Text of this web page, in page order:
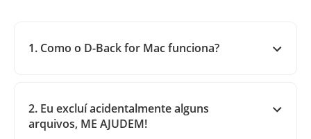
1. Como o D-Back for Mac funciona?
2. Eu excluí acidentalmente alguns
arquivos, ME AJUDEM!